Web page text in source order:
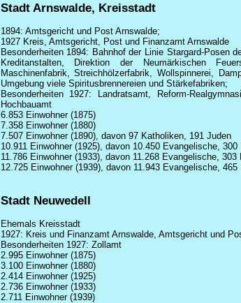
Stadt Arnswalde, Kreisstadt
1894: Amtsgericht und Post Arnswalde;
1927 Kreis, Amtsgericht, Post und Finanzamt Arnswalde
Besonderheiten 1894: Bahnhof der Linie Stargard-Posen
Kreditanstalten, Direktion der Neumärkischen
Maschinenfabrik, Streichhölzerfabrik, Wollspinnerei,
Umgebung viele Spiritusbrennereien und Stärkefabriken;
Besonderheiten 1927: Landratsamt, Reform-
Hochbauamt
6.853 Einwohner (1875)
7.358 Einwohner (1880)
7.507 Einwohner (1890), davon 97 Katholiken, 191 Juden
10.911 Einwohner (1925), davon 10.450 Evangelische,
11.786 Einwohner (1933), davon 11.268 Evangelische,
12.725 Einwohner (1939), davon 11.943 Evangelische,
Stadt Neuwedell
Ehemals Kreisstadt
1927: Kreis und Finanzamt Arnswalde, Amtsgericht und
Besonderheiten 1927: Zollamt
2.995 Einwohner (1875)
3.100 Einwohner (1880)
2.414 Einwohner (1925)
2.736 Einwohner (1933)
2.711 Einwohner (1939)